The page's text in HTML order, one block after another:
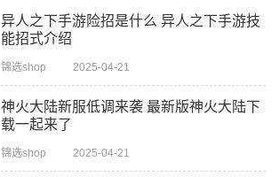
异人之下手游险招是什么 异人之下手游技
能招式介绍
锦选shop 2025-04-21
神火大陆新服低调来袭 最新版神火大陆下
载一起来了
锦选shop 2025-04-21